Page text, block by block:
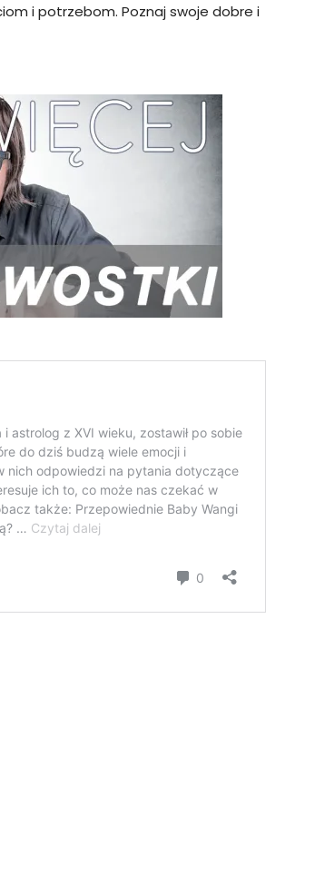
i potrzebom. Poznaj swoje dobre i